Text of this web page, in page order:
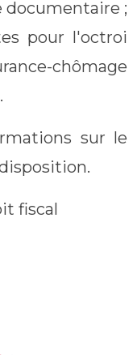
documentaire ;
pour l'octroi
chômage
sur le
fiscal